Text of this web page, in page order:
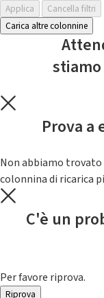
Applica
Cancella filtri
Carica altre colonnine
Prova a
Non abbiamo
colonnina di ricarica
C'è un
Per favore riprova.
Riprova